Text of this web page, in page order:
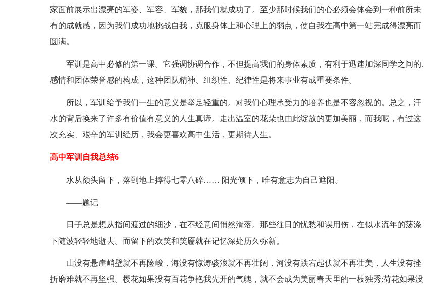
家面前展示出漂亮的军姿、军容、军貌，那我们就成功了。至少那时候我们的心必须会体会到一种前所未
有的成就感，因为我们成功地挑战自我，克服身体上和心理上的弱点，使自我在高中第一站完成得漂亮而
圆满。
军训是高中必修的第一课。它强调协调合作，不但提高我们的身体素质，有利于迅速加深同学之间的.
感情和团体荣誉感的构成，这种团队精神、组织性、纪律性是将来事业有成重要条件。
所以，军训给予我们一生的意义是举足轻重的。对我们心理承受力的培养也是不容忽视的。总之，汗
水的背后换来了许多有价值有意义的人生真谛。走出温室的花朵也由此绽放的更加美丽，而我呢，有过这
次充实、艰辛的军训经历，我会更喜欢高中生活，更期待人生。
高中军训自我总结6
水从额头留下，落到地上摔得七零八碎…… 阳光倾下，唯有意志为自己遮阳。
——题记
日子总是想从指间渡过的细沙，在不经意间悄然滑落。那些往日的忧愁和误用伤，在似水流年的荡涤
下随波轻轻地逝去。而留下的欢笑和笑靥就在记忆深处历久弥新。
山没有悬崖峭壁就不再险峻，海没有惊涛骇浪就不再壮阔，河没有跌宕起伏就不再壮美，人生没有挫
折磨难就不再坚强。樱花如果没有百花争艳我先开的气魄，就不会成为美丽春天里的一枝独秀;荷花如果没